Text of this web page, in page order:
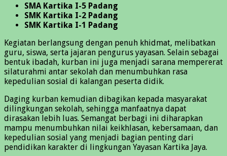
SMA Kartika I-5 Padang
SMK Kartika I-2 Padang
SMK Kartika I-1 Padang
Kegiatan berlangsung dengan penuh khidmat, melibatkan
guru, siswa, serta jajaran pengurus yayasan. Selain sebagai
bentuk ibadah, kurban ini juga menjadi sarana mempererat
silaturahmi antar sekolah dan menumbuhkan rasa
kepedulian sosial di kalangan peserta didik.
Daging kurban kemudian dibagikan kepada masyarakat
dilingkungan sekolah, sehingga manfaatnya dapat
dirasakan lebih luas. Semangat berbagi ini diharapkan
mampu menumbuhkan nilai keikhlasan, kebersamaan, dan
kepedulian sosial yang menjadi bagian penting dari
pendidikan karakter di lingkungan Yayasan Kartika Jaya.